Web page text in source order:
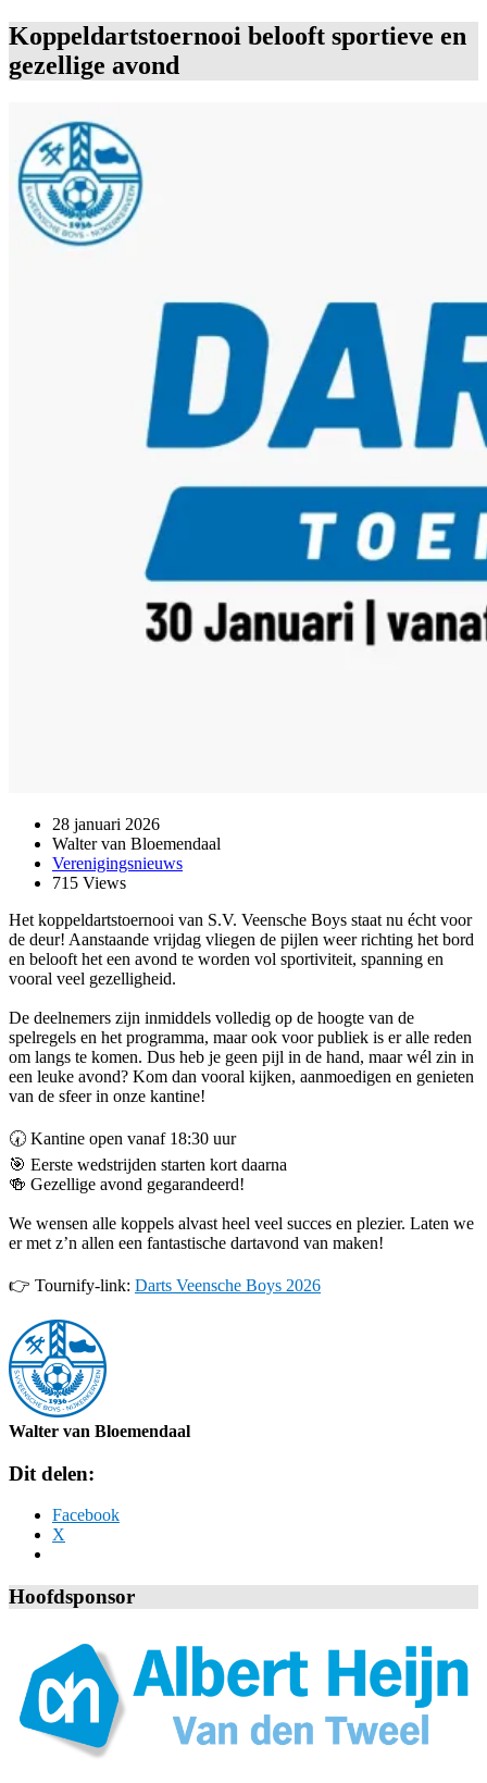
Koppeldartstoernooi belooft sportieve en
gezellige avond
28 januari 2026
Walter van Bloemendaal
Verenigingsnieuws
715 Views
Het koppeldartstoernooi van S.V. Veensche Boys staat nu écht voor
de deur! Aanstaande vrijdag vliegen de pijlen weer richting het bord
en belooft het een avond te worden vol sportiviteit, spanning en
vooral veel gezelligheid.
De deelnemers zijn inmiddels volledig op de hoogte van de
spelregels en het programma, maar ook voor publiek is er alle reden
om langs te komen. Dus heb je geen pijl in de hand, maar wél zin in
een leuke avond? Kom dan vooral kijken, aanmoedigen en genieten
van de sfeer in onze kantine!
🕢 Kantine open vanaf 18:30 uur
🎯 Eerste wedstrijden starten kort daarna
🍻 Gezellige avond gegarandeerd!
We wensen alle koppels alvast heel veel succes en plezier. Laten we
er met z’n allen een fantastische dartavond van maken!
👉 Tournify-link: Darts Veensche Boys 2026
Walter van Bloemendaal
Dit delen:
Facebook
X
Hoofdsponsor